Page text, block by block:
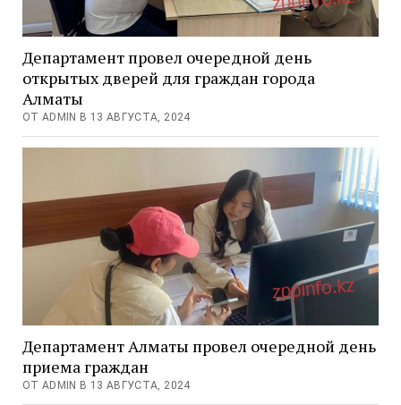
Департамент провел очередной день
открытых дверей для граждан города
Алматы
ОТ ADMIN В 13 АВГУСТА, 2024
Департамент Алматы провел очередной день
приема граждан
ОТ ADMIN В 13 АВГУСТА, 2024